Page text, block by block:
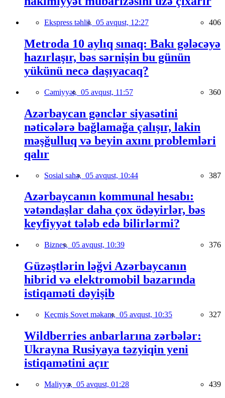
Ekspress təhlil, 05 avqust, 12:27 406
Metroda 10 aylıq sınaq: Bakı gələcəyə
hazırlaşır, bəs sərnişin bu günün
yükünü necə daşıyacaq?
Cəmiyyət, 05 avqust, 11:57 360
Azərbaycan gənclər siyasətini
nəticələrə bağlamağa çalışır, lakin
məşğulluq və beyin axını problemləri
qalır
Sosial sahə, 05 avqust, 10:44 387
Azərbaycanın kommunal hesabı:
vətəndaşlar daha çox ödəyirlər, bəs
keyfiyyət tələb edə bilirlərmi?
Biznes, 05 avqust, 10:39 376
Güzəştlərin ləğvi Azərbaycanın
hibrid və elektromobil bazarında
istiqaməti dəyişib
Keçmiş Sovet məkanı, 05 avqust, 10:35 327
Wildberries anbarlarına zərbələr:
Ukrayna Rusiyaya təzyiqin yeni
istiqamətini açır
Maliyyə, 05 avqust, 01:28 439